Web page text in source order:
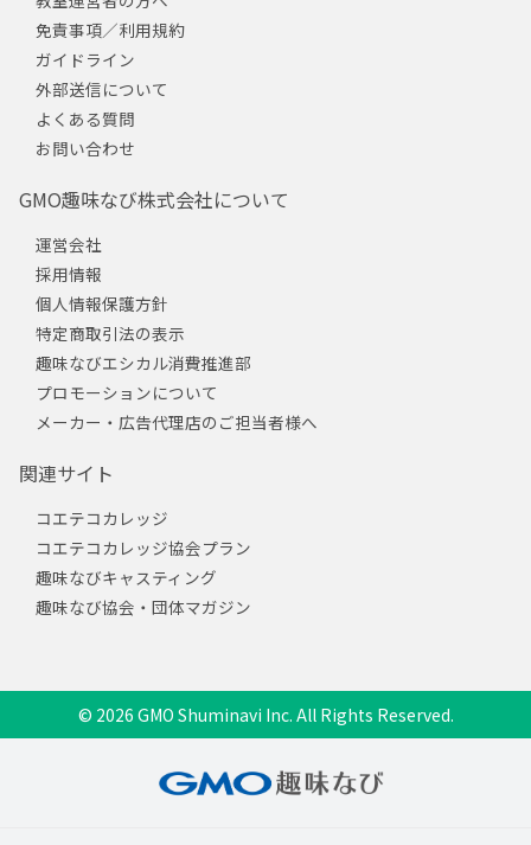
免責事項／利用規約
ガイドライン
外部送信について
よくある質問
お問い合わせ
GMO趣味なび株式会社について
運営会社
採用情報
個人情報保護方針
特定商取引法の表示
趣味なびエシカル消費推進部
プロモーションについて
メーカー・広告代理店のご担当者様へ
関連サイト
コエテコカレッジ
コエテコカレッジ協会プラン
趣味なびキャスティング
趣味なび協会・団体マガジン
© 2026 GMO Shuminavi Inc. All Rights Reserved.